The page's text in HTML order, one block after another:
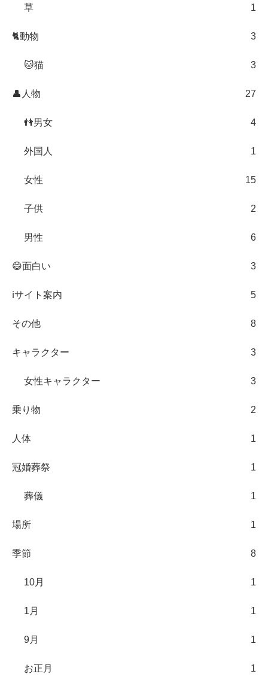
草 1
🐈動物 3
🐱猫 3
👤人物 27
👫男女 4
外国人 1
女性 15
子供 2
男性 6
😄面白い 3
ℹサイト案内 5
その他 8
キャラクター 3
女性キャラクター 3
乗り物 2
人体 1
冠婚葬祭 1
葬儀 1
場所 1
季節 8
10月 1
1月 1
9月 1
お正月 1